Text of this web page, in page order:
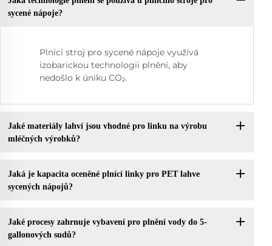
sycené nápoje?
Plnící stroj pro sycené nápoje využívá
izobarickou technologii plnění, aby
nedošlo k úniku CO₂.
Jaké materiály lahví jsou vhodné pro linku na výrobu
mléčných výrobků?
Jaká je kapacita oceněné plnící linky pro PET lahve
sycených nápojů?
Jaké procesy zahrnuje vybavení pro plnění vody do 5-
gallonových sudů?